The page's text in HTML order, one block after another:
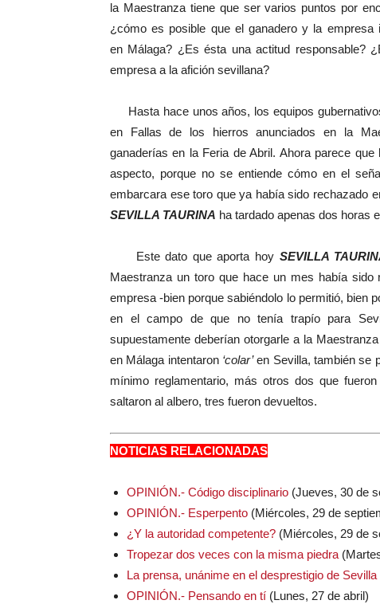
la Maestranza tiene que ser varios puntos por
¿cómo es posible que el ganadero y la
en Málaga? ¿Es ésta una actitud responsable?
empresa a la afición sevillana?
Hasta hace unos años, los equipos
en Fallas de los hierros anunciados en la
ganaderías en la Feria de Abril. Ahora parece
aspecto, porque no se entiende cómo en el
embarcara ese toro que ya había sido rechazado
SEVILLA TAURINA ha tardado apenas dos horas
Este dato que aporta hoy SEVILLA
Maestranza un toro que hace un mes había
empresa -bien porque sabiéndolo lo permitió, bien
en el campo de que no tenía trapío para
supuestamente deberían otorgarle a la
en Málaga intentaron ‘colar’en Sevilla, también se
mínimo reglamentario, más otros dos que
saltaron al albero, tres fueron devueltos.
NOTICIAS RELACIONADAS
OPINIÓN.- Código disciplinario (Jueves, 30 de
OPINIÓN.- Esperpento (Miércoles, 29 de
¿Y la autoridad competente? (Miércoles, 29 de
Tropezar dos veces con la misma piedra
La prensa, unánime en el desprestigio de Sevilla
OPINIÓN.- Pensando en tí (Lunes, 27 de abril)